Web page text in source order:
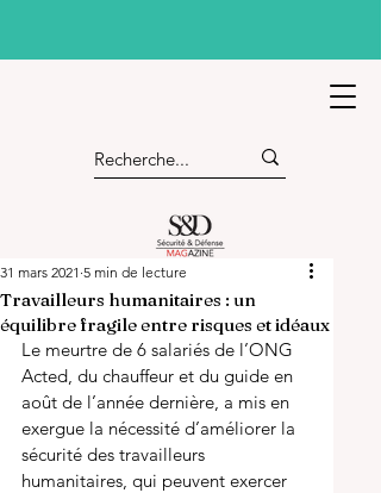
Travailleurs humanitaires : un
équilibre fragile entre risques et idéaux
31 mars 2021 5 min de lecture
Le meurtre de 6 salariés de l’ONG
Acted, du chauffeur et du guide en
août de l’année dernière, a mis en
exergue la nécessité d’améliorer la
sécurité des travailleurs
humanitaires, qui peuvent exercer